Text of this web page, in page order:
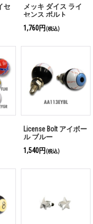
セ
メッキ ダイス ライ
センス ボルト
1,760円 (税込)
License Bolt アイボー
ル ブルー
1,540円 (税込)